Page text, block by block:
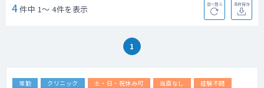
4件中 1～ 4件を表示 並べ替え 条件保存
1
常勤 クリニック 土・日・祝休み可 当直なし
経験不問